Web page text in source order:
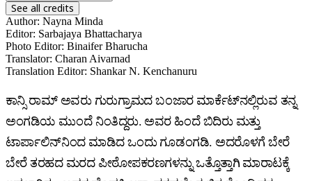
See all credits
Author: Nayna Minda
Editor: Sarbajaya Bhattacharya
Photo Editor: Binaifer Bharucha
Translator: Charan Aivarnad
Translation Editor: Shankar N. Kenchanuru
ಕಾನ್ಸಿ ರಾಮ್‌ ಅವರು ಗುರುಗ್ರಾಮದ ಬಂಜಾರ ಮಾರ್ಕೆಟ್‌ನಲ್ಲಿರುವ ತನ್ನ
ಅಂಗಡಿಯ ಮುಂದೆ ನಿಂತಿದ್ದರು. ಅವರ ಹಿಂದೆ ಬಿದಿರು ಮತ್ತು
ಟಾರ್ಪಾಲಿನ್‌ನಿಂದ ಮಾಡಿದ ಒಂದು ಗೂಡಂಗಡಿ. ಅದರೊಳಗೆ ಬೇರೆ
ಬೇರೆ ತರಹದ ಮರದ ಪೀಠೋಪಕರಣಗಳನ್ನು ಒತ್ತೊತ್ತಾಗಿ ಮಾರಾಟಕ್ಕೆ